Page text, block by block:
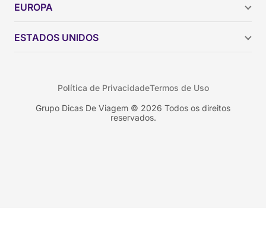
Brasil
Colômbia
EUROPA
ESTADOS UNIDOS
Nova York
Grupo Dicas De Viagem © 2026 Todos os direitos
reservados.
Política de PrivacidadeTermos de Uso